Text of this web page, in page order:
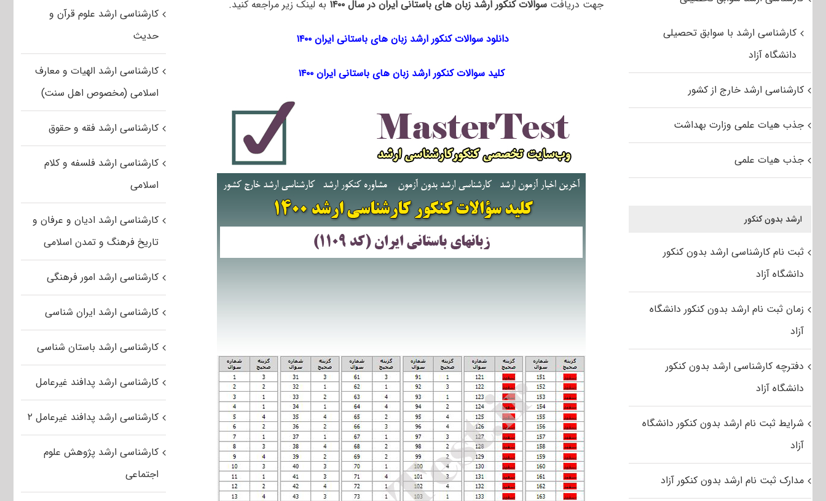
جهت دریافت سوالات کنکور ارشد زبان های باستانی ایران در سال ۱۴۰۰ به لینک زیر مراجعه کنید.
دانلود سوالات کنکور ارشد زبان های باستانی ایران ۱۴۰۰
کلید سوالات کنکور ارشد زبان های باستانی ایران ۱۴۰۰
کارشناسی ارشد علوم قرآن و
حدیث
کارشناسی ارشد الهیات و معارف
اسلامی (مخصوص اهل سنت)
کارشناسی ارشد فقه و حقوق
کارشناسی ارشد فلسفه و کلام
اسلامی
کارشناسی ارشد ادیان و عرفان و
تاریخ فرهنگ و تمدن اسلامی
کارشناسی ارشد امور فرهنگی
کارشناسی ارشد ایران شناسی
کارشناسی ارشد باستان شناسی
کارشناسی ارشد پدافند غیرعامل
کارشناسی ارشد پدافند غیرعامل ۲
کارشناسی ارشد پژوهش علوم
اجتماعی
کارشناسی ارشد با سوابق تحصیلی
دانشگاه آزاد
کارشناسی ارشد خارج از کشور
جذب هیات علمی وزارت بهداشت
جذب هیات علمی
ارشد بدون کنکور
ثبت نام کارشناسی ارشد بدون کنکور
دانشگاه آزاد
زمان ثبت نام ارشد بدون کنکور دانشگاه
آزاد
دفترچه کارشناسی ارشد بدون کنکور
دانشگاه آزاد
شرایط ثبت نام ارشد بدون کنکور دانشگاه
آزاد
مدارک ثبت نام ارشد بدون کنکور آزاد